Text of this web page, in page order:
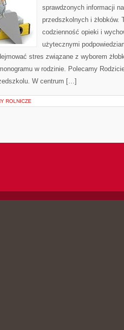
sprawdzonych informacji
przedszkolnych i żłobków.
codzienność opieki i
użytecznymi
stres związane z wyborem
w rodzinie. Polecamy
W centrum […]
ROLNICZE